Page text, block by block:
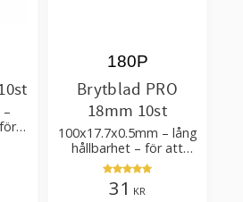
Brytblad PRO
18mm 10st
100x17.7x0.5mm – lång
hållbarhet – för att
skära kartong, tapet
och golvmaterial
180P
31 KR